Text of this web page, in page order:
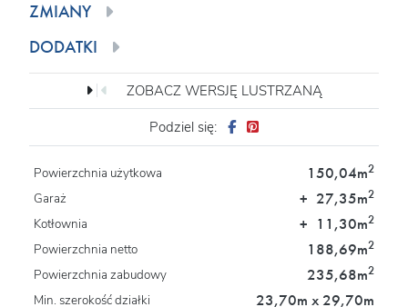
ZMIANY
DODATKI
ZOBACZ WERSJĘ LUSTRZANĄ
Podziel się:
Powierzchnia użytkowa 150,04m2
Garaż + 27,35m2
Kotłownia + 11,30m2
Powierzchnia netto 188,69m2
Powierzchnia zabudowy 235,68m2
Min. szerokość działki 23,70m x 29,70m